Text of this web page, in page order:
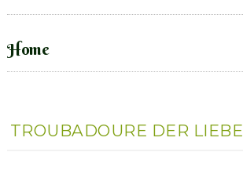
Home
TROUBADOURE DER LIEBE